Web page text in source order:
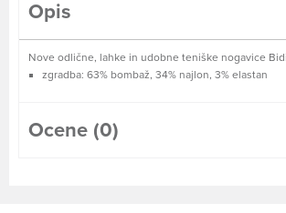
Opis
Nove odlične, lahke in udobne teniške nogavice
zgradba: 63% bombaž, 34% najlon, 3% elastan
Ocene (0)